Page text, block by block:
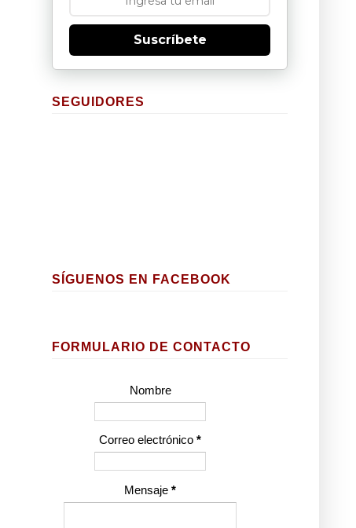
Suscríbete
SEGUIDORES
SÍGUENOS EN FACEBOOK
FORMULARIO DE CONTACTO
Nombre
Correo electrónico *
Mensaje *